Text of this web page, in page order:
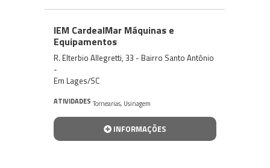
IEM CardealMar Máquinas e
Equipamentos
R. Elterbio Allegretti, 33 - Bairro Santo Antônio
-
Em Lages/SC
ATIVIDADES Tornearias, Usinagem
INFORMAÇÕES